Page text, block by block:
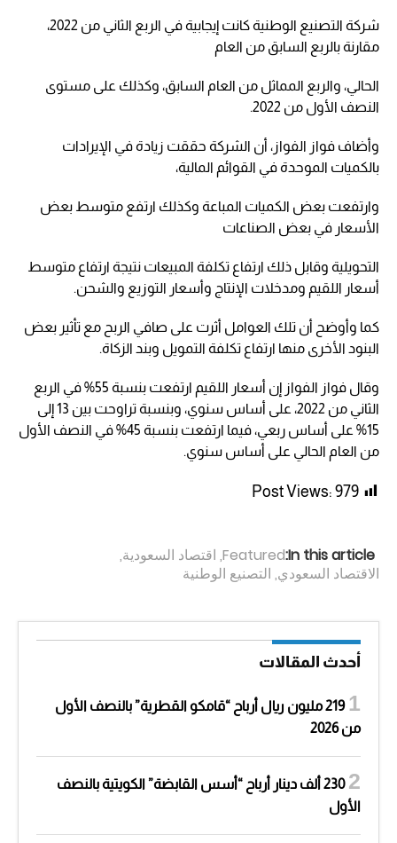
شركة التصنيع الوطنية كانت إيجابية في الربع الثاني من 2022،
مقارنة بالربع السابق من العام
الحالي، والربع المماثل من العام السابق، وكذلك على مستوى
النصف الأول من 2022.
وأضاف فواز الفواز، أن الشركة حققت زيادة في الإيرادات
بالكميات الموحدة في القوائم المالية،
وارتفعت بعض الكميات المباعة وكذلك ارتفع متوسط بعض
الأسعار في بعض الصناعات
التحويلية وقابل ذلك ارتفاع تكلفة المبيعات نتيجة ارتفاع متوسط
أسعار اللقيم ومدخلات الإنتاج وأسعار التوزيع والشحن.
كما وأوضح أن تلك العوامل أثرت على صافي الربح مع تأثير بعض
البنود الأخرى منها ارتفاع تكلفة التمويل وبند الزكاة.
وقال فواز الفواز إن أسعار اللقيم ارتفعت بنسبة 55% في الربع
الثاني من 2022، على أساس سنوي، وبنسبة تراوحت بين 13 إلى
15% على أساس ربعي، فيما ارتفعت بنسبة 45% في النصف الأول
من العام الحالي على أساس سنوي.
Post Views: 979
In this article:
Featured
, اقتصاد السعودية,
الاقتصاد السعودي, التصنيع الوطنية
أحدث المقالات
219 مليون ريال أرباح “قامكو القطرية” بالنصف الأول
من 2026
230 ألف دينار أرباح “أسس القابضة” الكويتية بالنصف
الأول